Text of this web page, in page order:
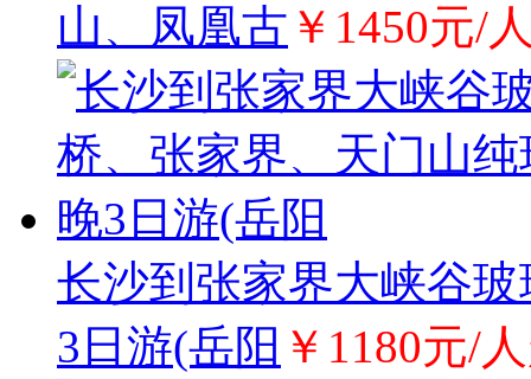
山、凤凰古 ￥1450元/
长沙到张家界大峡谷
3日游(岳阳 ￥1180元/